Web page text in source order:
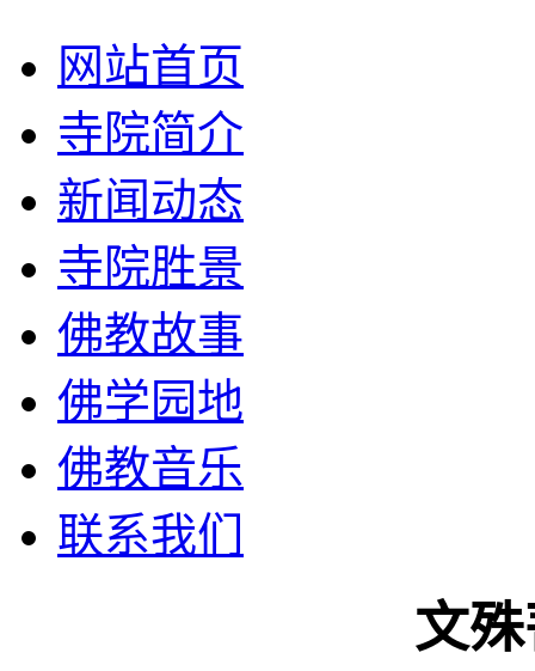
网站首页
寺院简介
新闻动态
寺院胜景
佛教故事
佛学园地
佛教音乐
联系我们
文